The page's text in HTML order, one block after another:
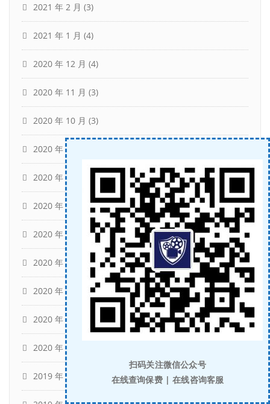
2021 年 2 月 (3)
2021 年 1 月 (4)
2020 年 12 月 (4)
2020 年 11 月 (3)
2020 年 10 月 (3)
2020 年 9 月
2020 年 8 月
2020 年 7 月 (5)
2020 年 6 月 (7)
2020 年 5 月 (5)
2020 年 4 月 (4)
2020 年 3 月
2020 年 2 月
2019 年 12 月
扫码关注微信公众号
在线查询保费 | 在线咨询客服